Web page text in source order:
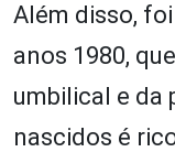
Além disso,
anos 1980,
umbilical e da
nascidos é